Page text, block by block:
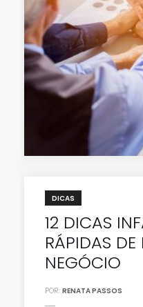
DICAS
12 DICAS
RÁPIDAS DE
NEGÓCIO
POR: RENATA PASSOS